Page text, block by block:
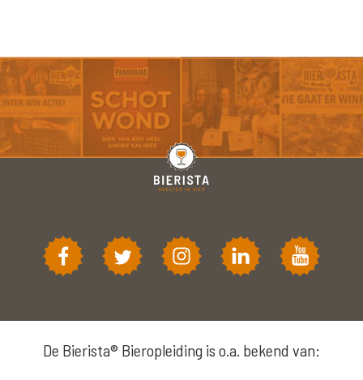
De Bierista® Bieropleiding is o.a. bekend van: